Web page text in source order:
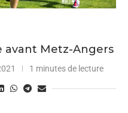
avant Metz-Angers
1 minutes de lecture